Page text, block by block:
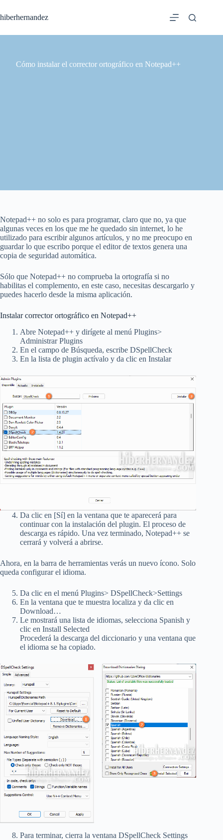
al
contenido
hiberhernandez
Cómo instalar el corrector ortográfico en Notepad++
Notepad++ no solo es para programar, claro que no, ya que
algunas veces en los que me he quedado sin internet, lo he
utilizado para escribir algunos artículos, y no me preocupo en
guardar lo que escribo porque el editor de textos genera una
copia de seguridad automática.
Sólo que Notepad++ no comprueba la ortografía si no
habilitas el complemento, en este caso, necesitas descargarlo y
puedes hacerlo desde la misma aplicación.
Instalar corrector ortográfico en Notepad++
Abre Notepad++ y dirígete al menú Plugins>
Administrar Plugins
En el campo de Búsqueda, escribe DSpellCheck
En la lista de plugin actívalo y da clic en Instalar
Da clic en [Sí] en la ventana que te aparecerá para
continuar con la instalación del plugin. El proceso de
descarga es rápido. Una vez terminado, Notepad++ se
cerrará y volverá a abrirse.
Ahora, en la barra de herramientas verás un nuevo ícono. Solo
queda configurar el idioma.
Da clic en el menú Plugins> DSpellCheck>Settings
En la ventana que te muestra localiza y da clic en
Download…
Le mostrará una lista de idiomas, selecciona Spanish y
clic en Install Selected
Procederá la descarga del diccionario y una ventana que
el idioma se ha copiado.
Para terminar, cierra la ventana DSpellCheck Settings